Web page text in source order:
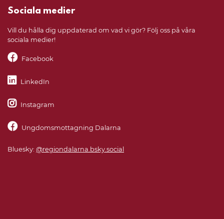
Sociala medier
Vill du hålla dig uppdaterad om vad vi gör? Följ oss på våra
sociala medier!
Facebook
LinkedIn
Instagram
Ungdomsmottagning Dalarna
Bluesky: @regiondalarna.bsky.social